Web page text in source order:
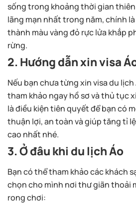
sống trong khoảng thời gian
lãng mạn nhất trong năm, chính là
thành màu vàng đỏ rực lửa khắp
rừng.
2. Hướng dẫn xin visa
Nếu bạn chưa từng xin visa du
tham khảo ngay hồ sơ và thủ tục
là điều kiện tiên quyết để bạn có
thuận lợi, an toàn và giúp tăng tỉ
cao nhất nhé.
3. Ở đâu khi du lịch Áo
Bạn có thể tham khảo các khách
chọn cho mình nơi thư giãn thoải
rong chơi: